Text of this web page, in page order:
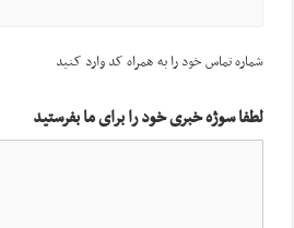
شماره تماس خود را به همراه کد وارد کنید
لطفا سوژه خبری خود را برای ما بفرستید